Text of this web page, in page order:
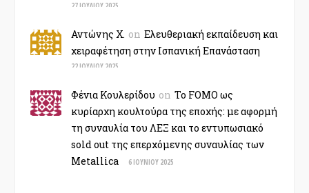
27 ΙΟΥΛΊΟΥ 2025
Αντώνης Χ. on Ελευθεριακή εκπαίδευση και
χειραφέτηση στην Ισπανική Επανάσταση
22 ΙΟΥΛΊΟΥ 2025
Φένια Κουλερίδου on Το FOMO ως
κυρίαρχη κουλτούρα της εποχής: με αφορμή
τη συναυλία του ΛΕΞ και το εντυπωσιακό
sold out της επερχόμενης συναυλίας των
Metallica
6 ΙΟΥΝΊΟΥ 2025